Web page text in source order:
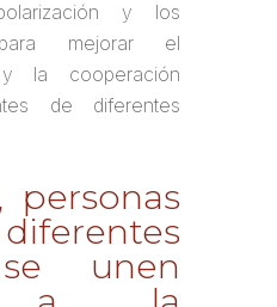
y los
mejorar el
y la cooperación
de diferentes
personas
unen